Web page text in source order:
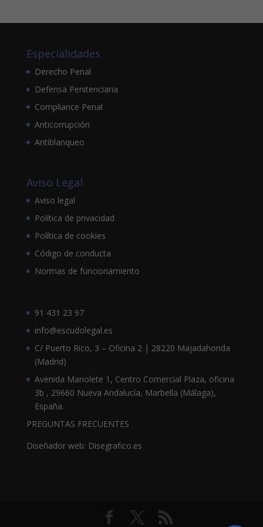
Especialidades
Derecho Penal
Defensa Penitenciaria
Compliance Penal
Anticorrupción
Antiblanqueo
Aviso Legal
Aviso legal
Política de privacidad
Política de cookies
Código de conducta
Normas de funcionamiento
91 431 23 97
info@escudolegal.es
C/ Puerto Rico, 3 – Oficina 2 | 28220 Majadahonda
(Madrid)
Avenida Manolete 1, Centro Comercial Plaza, oficina
3b , 29660 Nueva Andalucía, Marbella (Málaga),
España.
PREGUNTAS FRECUENTES
Diseñador web: Disegrafico.es